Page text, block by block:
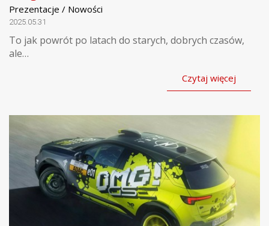
Prezentacje / Nowości
2025.05.31
To jak powrót po latach do starych, dobrych czasów,
ale…
Czytaj więcej